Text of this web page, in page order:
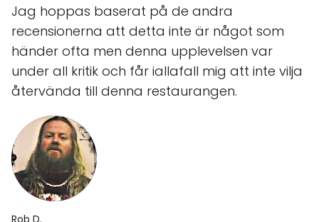
Jag hoppas baserat på de andra
recensionerna att detta inte är något som
händer ofta men denna upplevelsen var
under all kritik och får iallafall mig att inte vilja
återvända till denna restaurangen.